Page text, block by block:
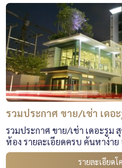
รวมประกาศ ขาย/เช่า เดอ
รวมประกาศ ขาย/เช่า เดอะรูม
ห้อง รายละเอียดครบ ค้นหาง่า
รายละเอียดโ